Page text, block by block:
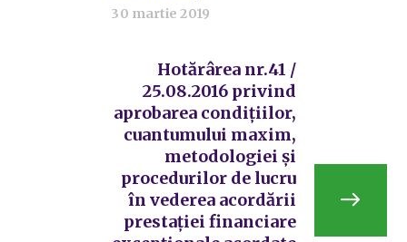
30 martie 2019
Hotărârea nr.41 /
25.08.2016 privind
aprobarea condițiilor,
cuantumului maxim,
metodologiei și
procedurilor de lucru
în vederea acordării
prestației financiare